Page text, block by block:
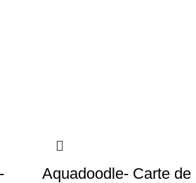
Aquadoodle- Carte de